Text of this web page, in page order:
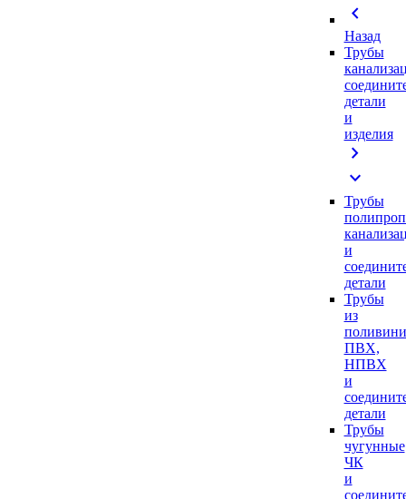
chevron_left
Назад
Трубы
детали
и
изделия
chevron_right
expand_more
Трубы
и
детали
Трубы
из
ПВХ,
НПВХ
и
детали
Трубы
чугунные
ЧК
и